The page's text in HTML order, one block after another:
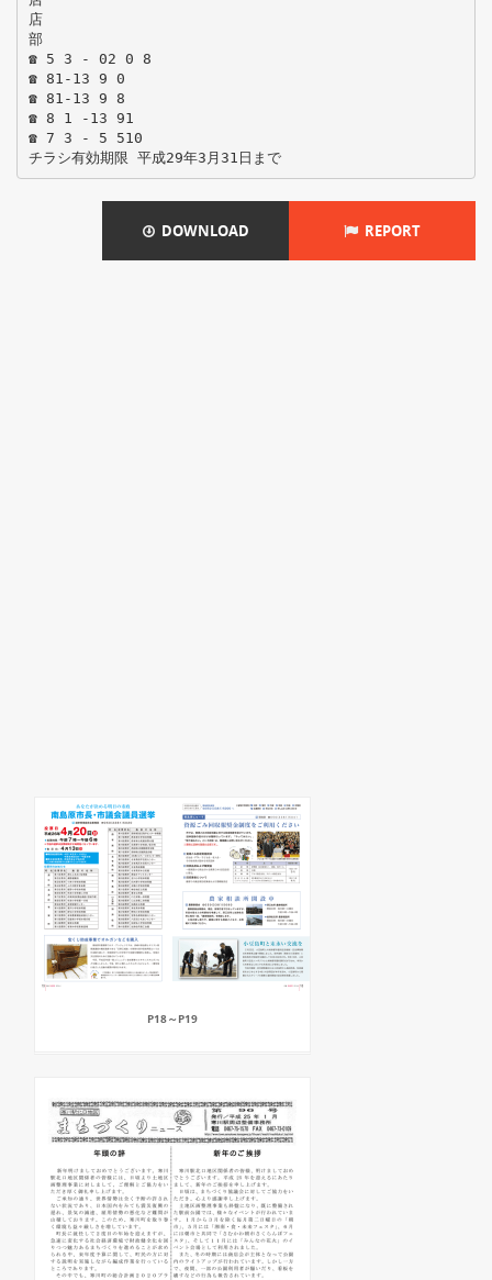
店
部
☎ 5 3 - 02 0 8
☎ 81-13 9 0
☎ 81-13 9 8
☎ 8 1 -13 91
☎ 7 3 - 5 510
チラシ有効期限 平成29年3月31日まで
DOWNLOAD REPORT
P18～P19